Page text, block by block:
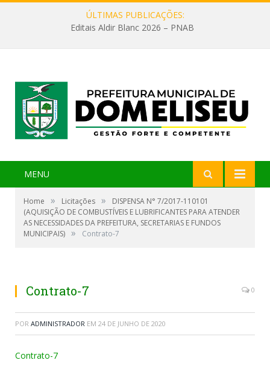
ÚLTIMAS PUBLICAÇÕES:
Editais Aldir Blanc 2026 – PNAB
MENU
Home » Licitações »
DISPENSA N° 7/2017-110101
(AQUISIÇÃO DE COMBUSTÍVEIS E LUBRIFICANTES PARA ATENDER
AS NECESSIDADES DA PREFEITURA, SECRETARIAS E FUNDOS
MUNICIPAIS) » Contrato-7
Contrato-7 0
POR ADMINISTRADOR EM 24 DE JUNHO DE 2020
Contrato-7